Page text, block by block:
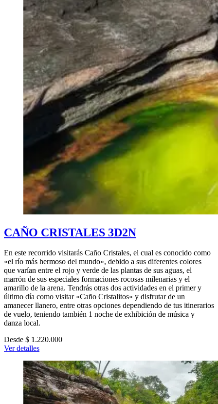
CAÑO CRISTALES 3D2N
En este recorrido visitarás Caño Cristales, el cual es conocido como
«el río más hermoso del mundo», debido a sus diferentes colores
que varían entre el rojo y verde de las plantas de sus aguas, el
marrón de sus especiales formaciones rocosas milenarias y el
amarillo de la arena. Tendrás otras dos actividades en el primer y
último día como visitar «Caño Cristalitos» y disfrutar de un
amanecer llanero, entre otras opciones dependiendo de tus itinerarios
de vuelo, teniendo también 1 noche de exhibición de música y
danza local.
Desde $ 1.220.000
Ver detalles